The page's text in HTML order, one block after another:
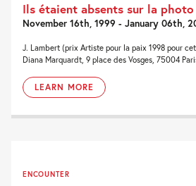
Ils étaient absents sur la photo
November 16th, 1999 - January 06th,
J. Lambert (prix Artiste pour la paix 1998 pour
Diana Marquardt, 9 place des Vosges, 75004
LEARN MORE
ENCOUNTER